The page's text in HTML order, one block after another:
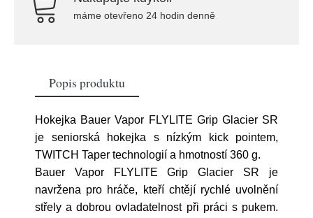
máme otevřeno 24 hodin denně
Popis produktu
Hokejka Bauer Vapor FLYLITE Grip Glacier SR
je seniorská hokejka s nízkým kick pointem,
TWITCH Taper technologií a hmotností 360 g.
Bauer Vapor FLYLITE Grip Glacier SR je
navržena pro hráče, kteří chtějí rychlé uvolnění
střely a dobrou ovladatelnost při práci s pukem.